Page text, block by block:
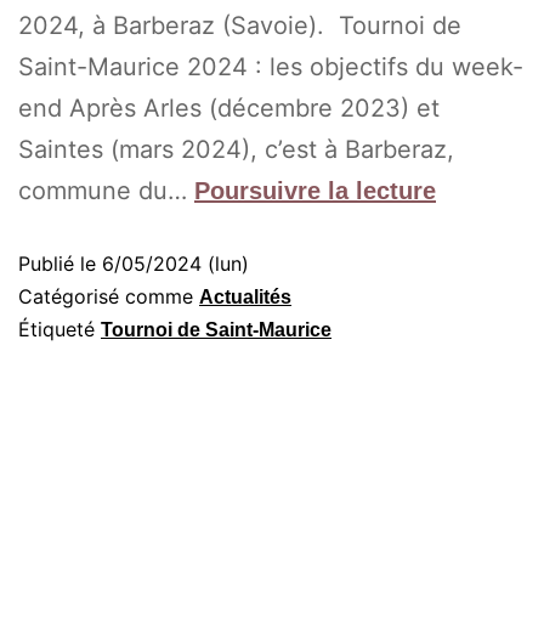
2024, à Barberaz (Savoie). Tournoi de
Saint-Maurice 2024 : les objectifs du week-
end Après Arles (décembre 2023) et
Saintes (mars 2024), c’est à Barberaz,
commune du… Poursuivre la lecture
Publié le 6/05/2024 (lun)
Catégorisé comme Actualités
Étiqueté Tournoi de Saint-Maurice